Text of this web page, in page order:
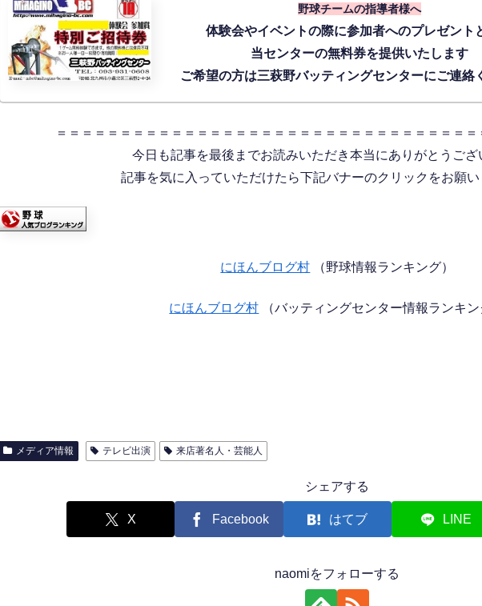
野球チームの指導者様へ
体験会やイベントの際に参加者へのプレゼント
当センターの無料券を提供いたします
ご希望の方は三萩野バッティングセンターにご連絡
＝＝＝＝＝＝＝＝＝＝＝＝＝＝＝＝＝＝＝＝＝＝＝＝＝＝＝＝＝＝＝＝＝
今日も記事を最後までお読みいただき本当にありがとうござ
記事を気に入っていただけたら下記バナーのクリックをお願い
にほんブログ村 （野球情報ランキング）
にほんブログ村 （バッティングセンター情報ランキン
メディア情報 テレビ出演 来店著名人・芸能人
シェアする
X Facebook はてブ LINE
naomiをフォローする